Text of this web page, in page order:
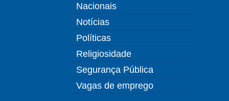
Nacionais
Notícias
Políticas
Religiosidade
Segurança Pública
Vagas de emprego